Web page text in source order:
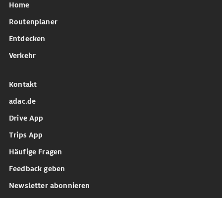
Home
Routenplaner
Entdecken
Verkehr
Kontakt
adac.de
Drive App
Trips App
Häufige Fragen
Feedback geben
Newsletter abonnieren